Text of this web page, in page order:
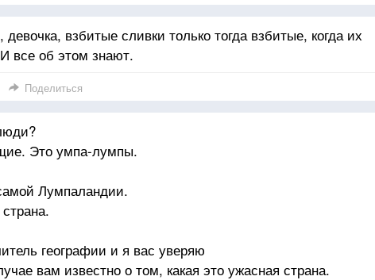
взбитые сливки только тогда взбитые, когда их
все об этом знают.
Поделиться
Это умпа-лумпы.
Лумпаландии.
географии и я вас уверяю
вам известно о том, какая это ужасная страна.